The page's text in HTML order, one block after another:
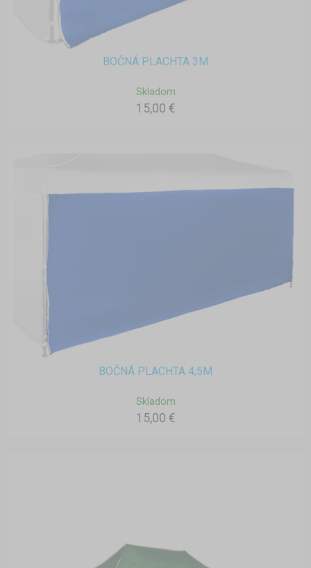
BOČNÁ PLACHTA 3M
Skladom
15,00 €
BOČNÁ PLACHTA 4,5M
Skladom
15,00 €